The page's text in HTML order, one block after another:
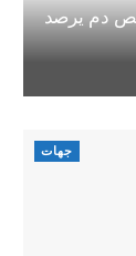
دم يرصد
جهات